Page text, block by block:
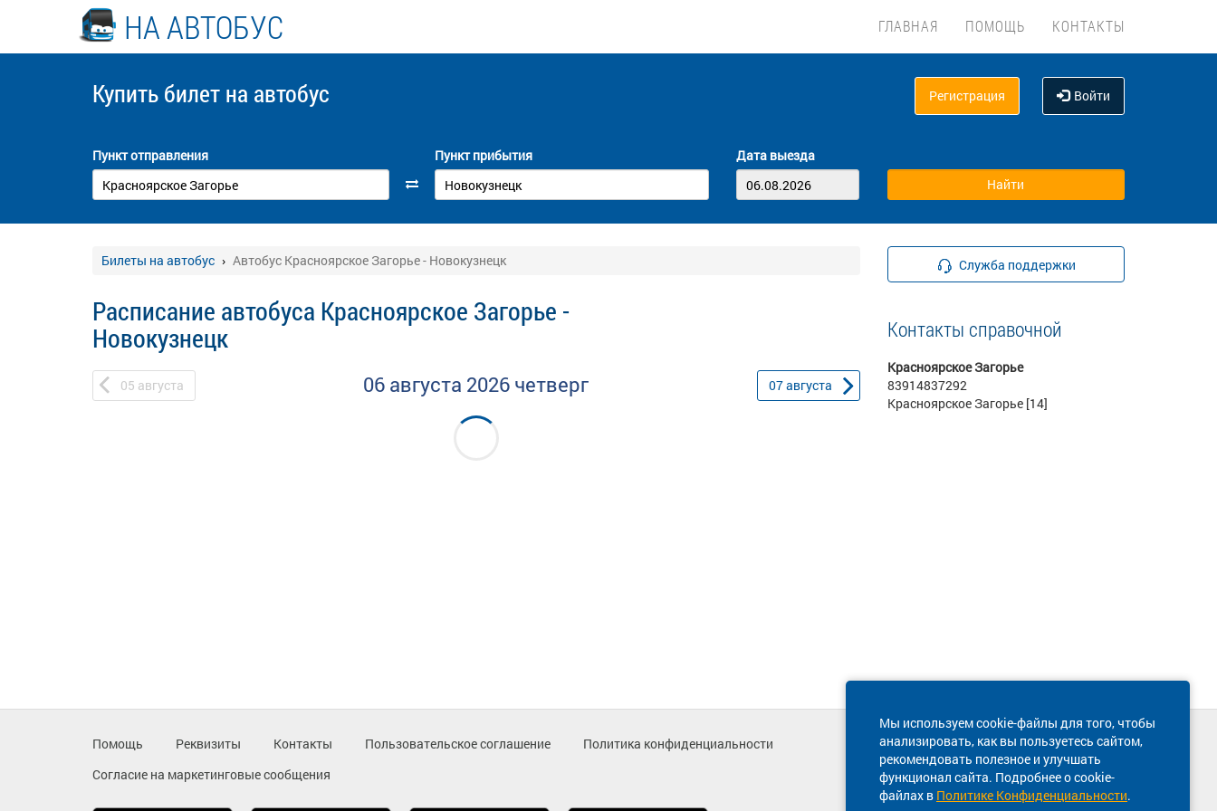
НА АВТОБУС ГЛАВНАЯ ПОМОЩЬ КОНТАКТЫ
Купить билет на автобус Регистрация Войти
Пункт отправления Пункт прибытия Дата выезда
Билеты на автобус Автобус Красноярское Загорье - Новокузнецк
Расписание автобуса Красноярское Загорье -
Новокузнецк
05 августа 06 августа 2026 четверг 07августа
Служба поддержки
Контакты справочной
Красноярское Загорье
83914837292
Красноярское Загорье [14]
Мы используем cookie-файлы для того, чтобы
анализировать, как вы пользуетесь сайтом,
рекомендовать полезное и улучшать
функционал сайта. Подробнее о cookie-
файлах в Политике Конфиденциальности.
Помощь Реквизиты Контакты Пользовательское соглашение
Политика конфиденциальности
Согласие на маркетинговые сообщения
Техническая поддержка сайта
8 800 600-03-38